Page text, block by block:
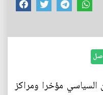
السياسي مؤخرا ومراكز